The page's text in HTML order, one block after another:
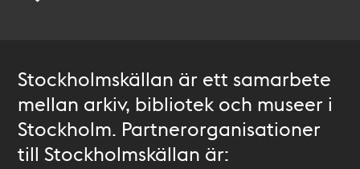
Stockholmskällan är ett samarbete
mellan arkiv, bibliotek och museer i
Stockholm. Partnerorganisationer
till Stockholmskällan är: